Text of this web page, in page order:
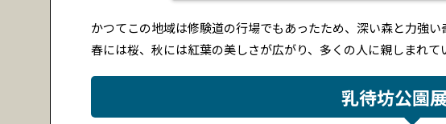
かつてこの地域は修験道の行場でもあったため、深い森と力強
春には桜、秋には紅葉の美しさが広がり、多くの人に親しまれて
乳待坊公園